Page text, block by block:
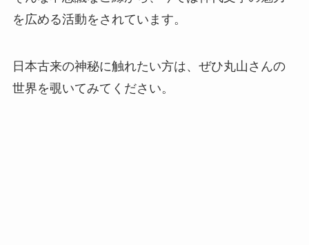
を広める活動をされています。
日本古来の神秘に触れたい方は、ぜひ丸山さんの
世界を覗いてみてください。